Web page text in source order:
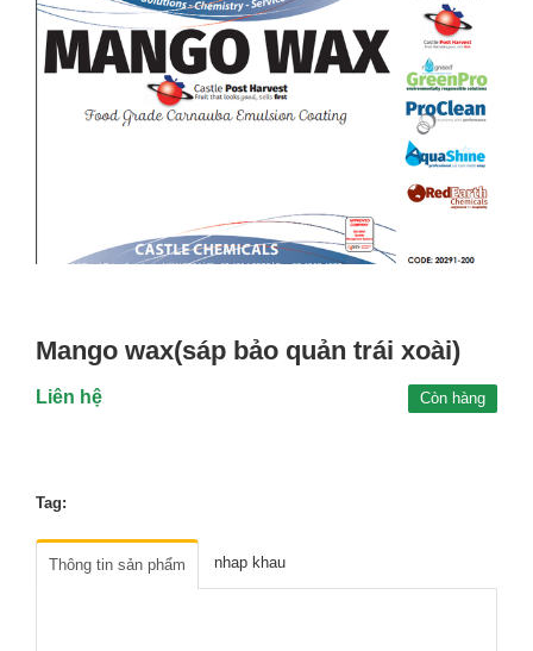
Mango wax(sáp bảo quản trái xoài)
Liên hệ Còn hàng
Tag:
Thông tin sản phẩm nhap khau